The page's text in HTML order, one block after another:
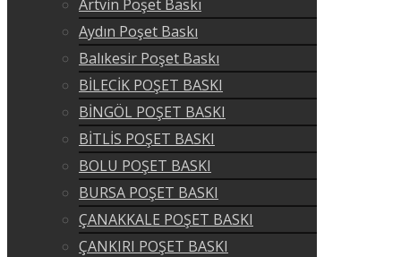
Artvin Poşet Baskı
Aydın Poşet Baskı
Balıkesir Poşet Baskı
BİLECİK POŞET BASKI
BİNGÖL POŞET BASKI
BİTLİS POŞET BASKI
BOLU POŞET BASKI
BURSA POŞET BASKI
ÇANAKKALE POŞET BASKI
ÇANKIRI POŞET BASKI